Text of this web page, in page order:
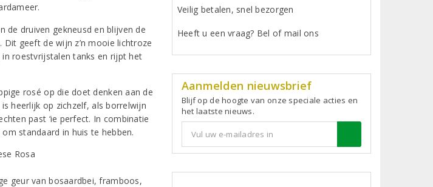
de druiven gekneusd en blijven de
geeft de wijn z’n mooie lichtroze
roestvrijstalen tanks en rijpt het
rosé op die doet denken aan de
heerlijk op zichzelf, als borrelwijn
past ‘ie perfect. In combinatie
standaard in huis te hebben.
geur van bosaardbei, framboos,
Veilig betalen, snel bezorgen
Heeft u een vraag? Bel of mail ons
Aanmelden nieuwsbrief
Blijf op de hoogte van onze speciale acties en
het laatste nieuws.